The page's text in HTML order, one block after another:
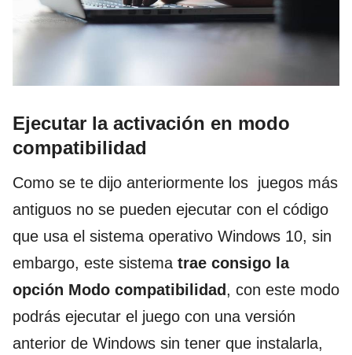
Ejecutar la activación en modo
compatibilidad
Como se te dijo anteriormente los juegos más
antiguos no se pueden ejecutar con el código
que usa el sistema operativo Windows 10, sin
embargo, este sistema trae consigo la
opción Modo compatibilidad , con este modo
podrás ejecutar el juego con una versión
anterior de Windows sin tener que instalarla,